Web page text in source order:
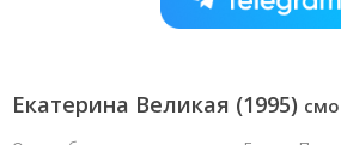
Екатерина Великая (1995)